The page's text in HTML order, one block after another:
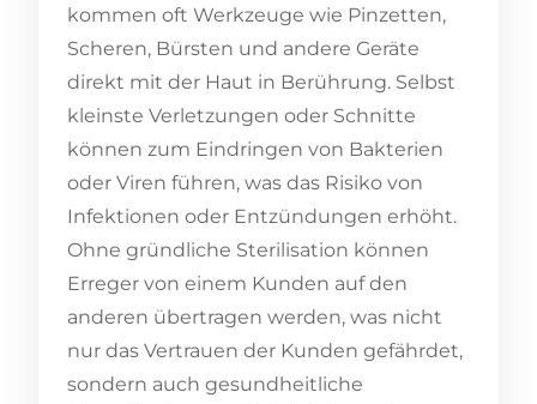
kommen oft Werkzeuge wie Pinzetten,
Scheren, Bürsten und andere Geräte
direkt mit der Haut in Berührung. Selbst
kleinste Verletzungen oder Schnitte
können zum Eindringen von Bakterien
oder Viren führen, was das Risiko von
Infektionen oder Entzündungen erhöht.
Ohne gründliche Sterilisation können
Erreger von einem Kunden auf den
anderen übertragen werden, was nicht
nur das Vertrauen der Kunden gefährdet,
sondern auch gesundheitliche